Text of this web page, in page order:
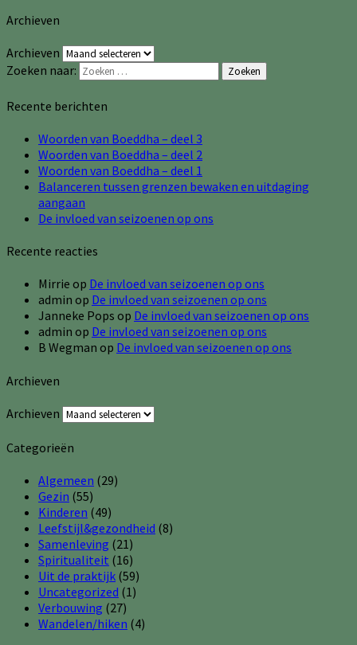
Archieven
Archieven
Zoeken naar:
Zoeken
Recente berichten
Woorden van Boeddha – deel 3
Woorden van Boeddha – deel 2
Woorden van Boeddha – deel 1
Balanceren tussen grenzen bewaken en uitdaging
aangaan
De invloed van seizoenen op ons
Recente reacties
Mirrie op De invloed van seizoenen op ons
admin op De invloed van seizoenen op ons
Janneke Pops op De invloed van seizoenen op ons
admin op De invloed van seizoenen op ons
B Wegman op De invloed van seizoenen op ons
Archieven
Archieven
Categorieën
Algemeen (29)
Gezin (55)
Kinderen (49)
Leefstijl&gezondheid (8)
Samenleving (21)
Spiritualiteit (16)
Uit de praktijk (59)
Uncategorized (1)
Verbouwing (27)
Wandelen/hiken (4)